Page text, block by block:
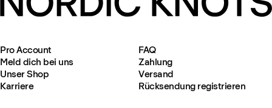
Pro Account
Meld dich bei uns
Unser Shop
Karriere
FAQ
Zahlung
Versand
Rücksendung registrieren